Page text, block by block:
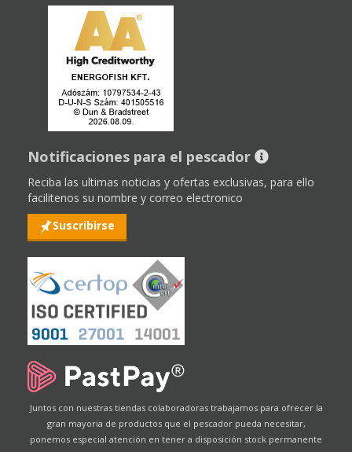
Notificaciones para el pescador
Reciba las ultimas noticias y ofertas exclusivas, para ello
facilitenos su nombre y correo electronico
Suscribirse
Juntos con nuestras tiendas colaboradoras trabajamos para ofrecer la
gran mayoria de productos que el pescador pueda necesitar,
ponemos especial atención en tener a disposición stock permanente